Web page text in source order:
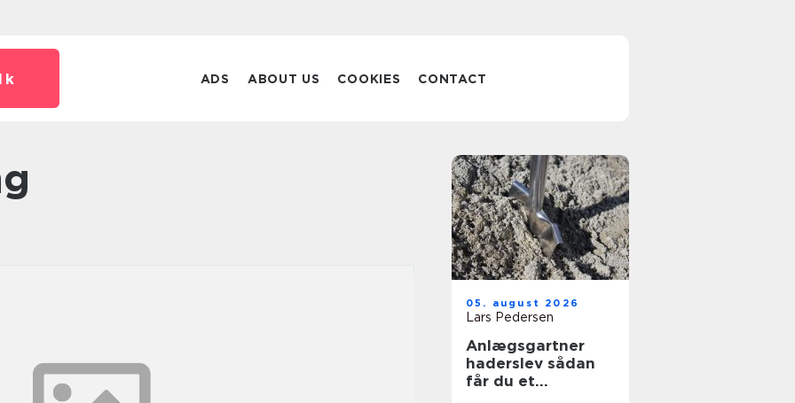
ADS ABOUT US COOKIES CONTACT
05. august 2026
Lars Pedersen
Anlægsgartner
haderslev sådan
får du et